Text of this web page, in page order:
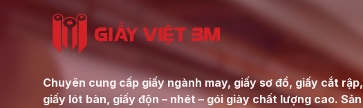
Chuyên cung cấp giấy ngành may, giấy sơ đồ, giấy cắt rập,
giấy lót bàn, giấy độn – nhét – gói giày chất lượng cao. Sản